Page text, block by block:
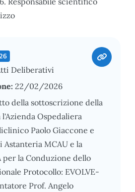
Deliberativi
22/02/2026
della sottoscrizione della
Ospedaliera
Paolo Giaccone e
Astanteria MCAU e la
per la Conduzione dello
Protocollo: EVOLVE-
Prof. Angelo